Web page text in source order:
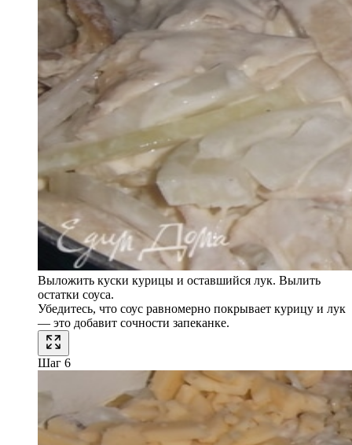
Выложить куски курицы и оставшийся лук. Вылить
остатки соуса.
Убедитесь, что соус равномерно покрывает курицу и лук
— это добавит сочности запеканке.
Шаг 6